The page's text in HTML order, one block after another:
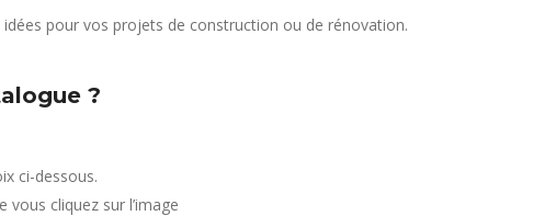
idées pour vos projets de construction ou de rénovation.
?
ci-dessous.
cliquez sur l’image